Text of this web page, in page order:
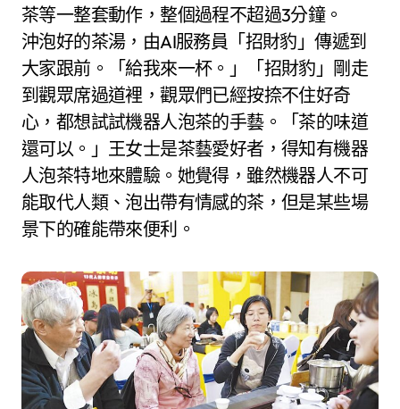
茶等一整套動作，整個過程不超過3分鐘。
沖泡好的茶湯，由AI服務員「招財豹」傳遞到
大家跟前。「給我來一杯。」「招財豹」剛走
到觀眾席過道裡，觀眾們已經按捺不住好奇
心，都想試試機器人泡茶的手藝。「茶的味道
還可以。」王女士是茶藝愛好者，得知有機器
人泡茶特地來體驗。她覺得，雖然機器人不可
能取代人類、泡出帶有情感的茶，但是某些場
景下的確能帶來便利。